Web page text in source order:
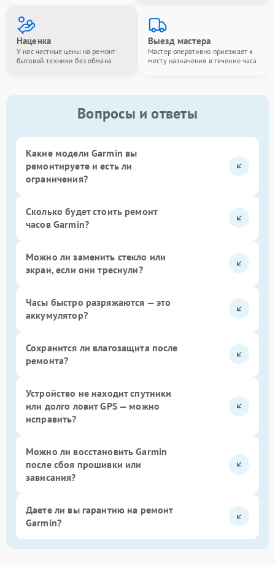
Наценка
У нас честные цены на ремонт
бытовой техники без обмана
Выезд мастера
Мастер оперативно приезжает к
месту назначения в течение часа
Вопросы и ответы
Какие модели Garmin вы
ремонтируете и есть ли
ограничения?
Сколько будет стоить ремонт
часов Garmin?
Можно ли заменить стекло или
экран, если они треснули?
Часы быстро разряжаются — это
аккумулятор?
Сохранится ли влагозащита после
ремонта?
Устройство не находит спутники
или долго ловит GPS — можно
исправить?
Можно ли восстановить Garmin
после сбоя прошивки или
зависания?
Даете ли вы гарантию на ремонт
Garmin?